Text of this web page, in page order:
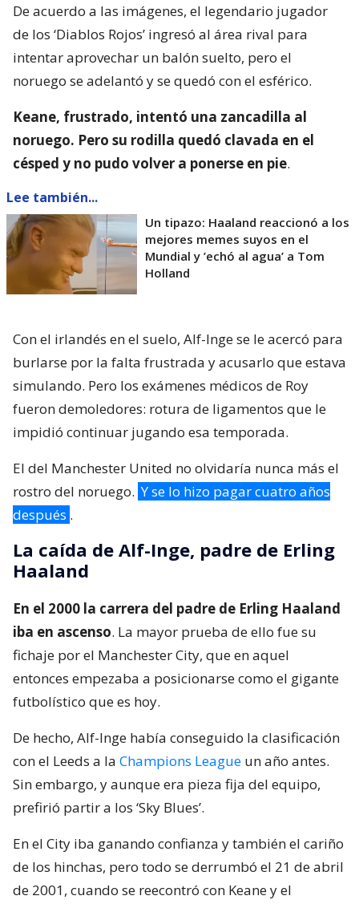
De acuerdo a las imágenes, el legendario jugador
de los ‘Diablos Rojos’ ingresó al área rival para
intentar aprovechar un balón suelto, pero el
noruego se adelantó y se quedó con el esférico.
Keane, frustrado, intentó una zancadilla al
noruego. Pero su rodilla quedó clavada en el
césped y no pudo volver a ponerse en pie.
Lee también...
Un tipazo: Haaland reaccionó a los
mejores memes suyos en el
Mundial y ’echó al agua’ a Tom
Holland
Con el irlandés en el suelo, Alf-Inge se le acercó para
burlarse por la falta frustrada y acusarlo que estava
simulando. Pero los exámenes médicos de Roy
fueron demoledores: rotura de ligamentos que le
impidió continuar jugando esa temporada.
El del Manchester United no olvidaría nunca más el
rostro del noruego. Y se lo hizo pagar cuatro años
después .
La caída de Alf-Inge, padre de Erling
Haaland
En el 2000 la carrera del padre de Erling Haaland
iba en ascenso. La mayor prueba de ello fue su
fichaje por el Manchester City, que en aquel
entonces empezaba a posicionarse como el gigante
futbolístico que es hoy.
De hecho, Alf-Inge había conseguido la clasificación
con el Leeds a la Champions League un año antes.
Sin embargo, y aunque era pieza fija del equipo,
prefirió partir a los ‘Sky Blues’.
En el City iba ganando confianza y también el cariño
de los hinchas, pero todo se derrumbó el 21 de abril
de 2001, cuando se reecontró con Keane y el